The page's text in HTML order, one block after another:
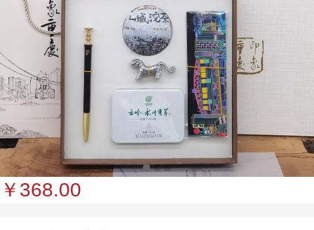
巴风虎韵茶礼手信-368档
￥368.00